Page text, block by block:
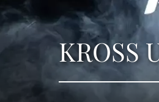
KROSS